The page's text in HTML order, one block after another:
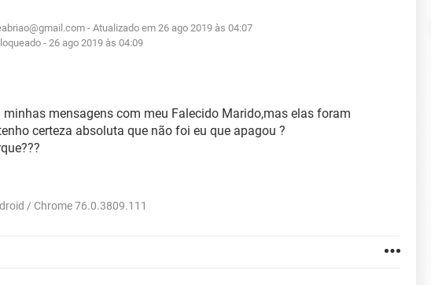
- Atualizado em 26 ago 2019 às 04:07
-26 ago 2019 às 04:09
minhas mensagens com meu Falecido Marido,mas elas foram
certeza absoluta que não foi eu que apagou ?
/ Chrome 76.0.3809.111